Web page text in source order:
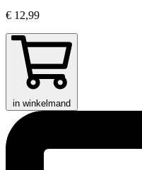
€ 12,99
in winkelmand